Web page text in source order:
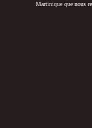
Martinique que nous